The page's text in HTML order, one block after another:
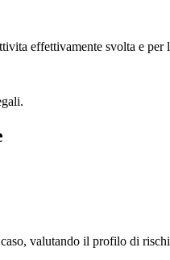
effettivamente svolta e per
valutando il profilo di